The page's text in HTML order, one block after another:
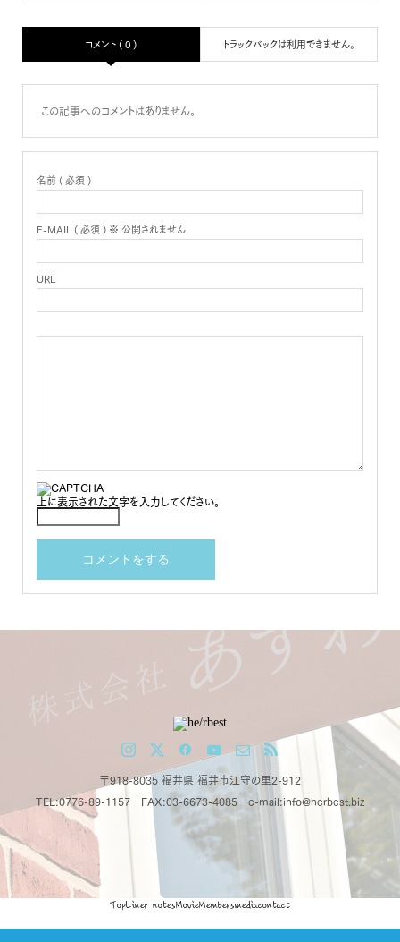
コメント ( 0 ) トラックバックは利用できません。
この記事へのコメントはありません。
名前 ( 必須 )
E-MAIL ( 必須 ) ※ 公開されません
URL
上に表示された文字を入力してください。
〒918-8035 福井県 福井市江守の里2-912
TEL:0776-89-1157 FAX:03-6673-4085 e-mail:info@herbest.biz
TopLiner notesMovieMembersmediacontact